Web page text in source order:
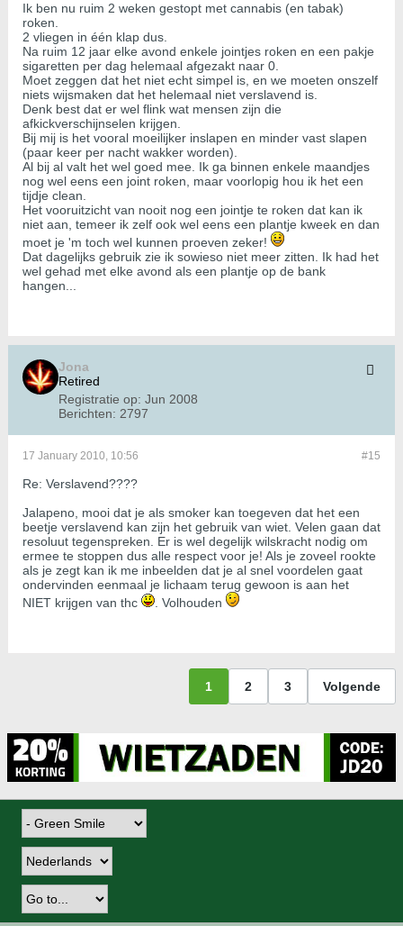
Ik ben nu ruim 2 weken gestopt met cannabis (en tabak)
roken.
2 vliegen in één klap dus.
Na ruim 12 jaar elke avond enkele jointjes roken en een pakje
sigaretten per dag helemaal afgezakt naar 0.
Moet zeggen dat het niet echt simpel is, en we moeten onszelf
niets wijsmaken dat het helemaal niet verslavend is.
Denk best dat er wel flink wat mensen zijn die
afkickverschijnselen krijgen.
Bij mij is het vooral moeilijker inslapen en minder vast slapen
(paar keer per nacht wakker worden).
Al bij al valt het wel goed mee. Ik ga binnen enkele maandjes
nog wel eens een joint roken, maar voorlopig hou ik het een
tijdje clean.
Het vooruitzicht van nooit nog een jointje te roken dat kan ik
niet aan, temeer ik zelf ook wel eens een plantje kweek en dan
moet je 'm toch wel kunnen proeven zeker!
Dat dagelijks gebruik zie ik sowieso niet meer zitten. Ik had het
wel gehad met elke avond als een plantje op de bank
hangen...
Jona
Retired
Registratie op: Jun 2008
Berichten: 2797
#15
17 January 2010, 10:56
Re: Verslavend????
Jalapeno, mooi dat je als smoker kan toegeven dat het een
beetje verslavend kan zijn het gebruik van wiet. Velen gaan dat
resoluut tegenspreken. Er is wel degelijk wilskracht nodig om
ermee te stoppen dus alle respect voor je! Als je zoveel rookte
als je zegt kan ik me inbeelden dat je al snel voordelen gaat
ondervinden eenmaal je lichaam terug gewoon is aan het
NIET krijgen van thc
. Volhouden
1 2 3 Volgende